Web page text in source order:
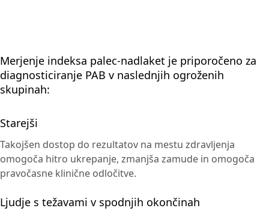
Merjenje indeksa palec-nadlaket je priporočeno za
diagnosticiranje PAB v naslednjih ogroženih
skupinah:
Starejši
Takojšen dostop do rezultatov na mestu zdravljenja
omogoča hitro ukrepanje, zmanjša zamude in omogoča
pravočasne klinične odločitve.
Ljudje s težavami v spodnjih okončinah